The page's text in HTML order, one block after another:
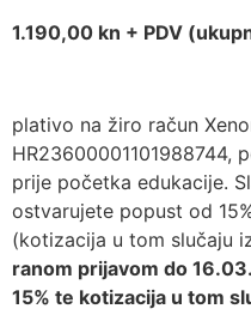
1.190,00 kn + PDV
plativo na žiro račun
HR23600001101988744,
prije početka edukacije.
ostvarujete popust od
(kotizacija u tom slučaju
ranom prijavom do
15% te kotizacija u tom